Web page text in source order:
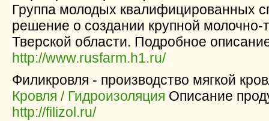
Группа молодых квалифицированных
решение о создании крупной
Тверской области. Подробное
http://www.rusfarm.h1.ru/
Филикровля - производство мягкой
Кровля / Гидроизоляция Описание
http://filizol.ru/